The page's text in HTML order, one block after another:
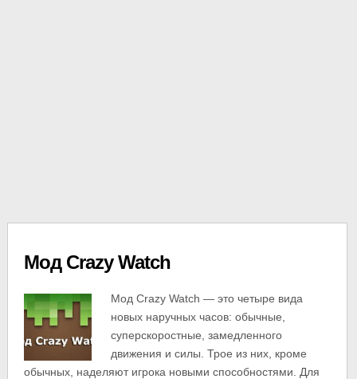
Мод Crazy Watch
Мод Crazy Watch — это четыре вида
новых наручных часов: обычные,
суперскоростные, замедленного
движения и силы. Трое из них, кроме
обычных, наделяют игрока новыми способностями. Для